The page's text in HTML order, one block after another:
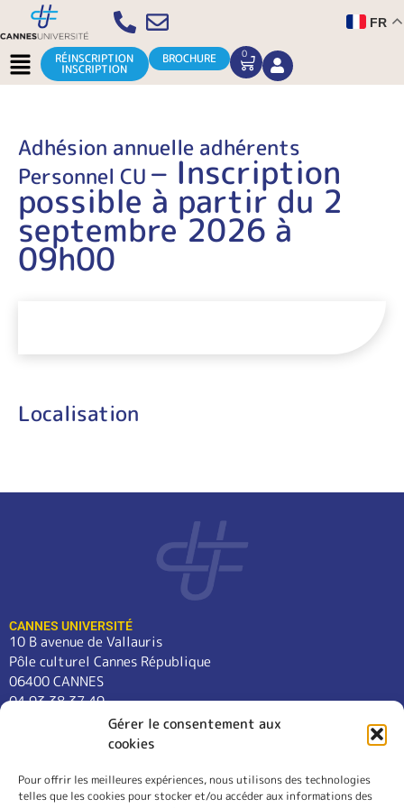
Gérer le consentement aux
cookies
Pour offrir les meilleures expériences, nous utilisons des technologies
telles que les cookies pour stocker et/ou accéder aux informations des
Aller
au
contenu
FR
Menu RÉINSCRIPTION
INSCRIPTION
BROCHURE 0
CART
Adhésion annuelle adhérents
Personnel CU – Inscription
possible à partir du 2
septembre 2026 à
09h00
Localisation
CANNES UNIVERSITÉ
10 B avenue de Vallauris
Pôle culturel Cannes République
06400 CANNES
04 93 38 37 49
contact@cannes-universite.fr
COURS
LANGUES